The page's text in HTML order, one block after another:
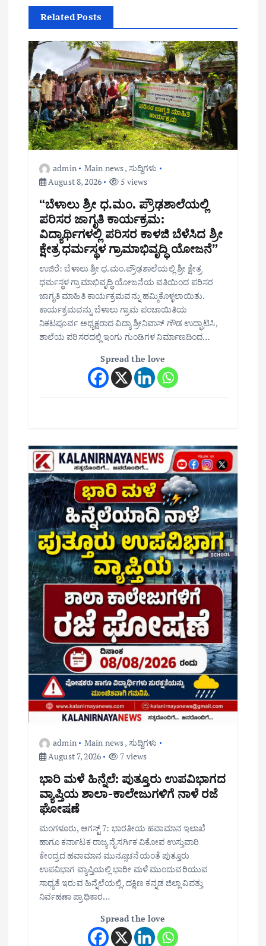
v
g
a
o
Related Posts
admin Main news, ಸುದ್ದಿಗಳು
August 8, 2026
5 views
“ಬೆಳಾಲು ಶ್ರೀ ಧ.ಮಂ. ಪ್ರೌಢಶಾಲೆಯಲ್ಲಿ
ಪರಿಸರ ಜಾಗೃತಿ ಕಾರ್ಯಕ್ರಮ:
ವಿದ್ಯಾರ್ಥಿಗಳಲ್ಲಿ ಪರಿಸರ ಕಾಳಜಿ ಬೆಳೆಸಿದ ಶ್ರೀ
ಕ್ಷೇತ್ರ ಧರ್ಮಸ್ಥಳ ಗ್ರಾಮಾಭಿವೃದ್ಧಿ ಯೋಜನೆ”
ಉಜಿರೆ: ಬೆಳಾಲು ಶ್ರೀ ಧ.ಮಂ.ಪ್ರೌಢಶಾಲೆಯಲ್ಲಿ ಶ್ರೀ ಕ್ಷೇತ್ರ
ಧರ್ಮಸ್ಥಳ ಗ್ರಾಮಾಭಿವೃದ್ಧಿ ಯೋಜನೆಯ ವತಿಯಿಂದ ಪರಿಸರ
ಜಾಗೃತಿ ಮಾಹಿತಿ ಕಾರ್ಯಕ್ರಮವನ್ನು ಹಮ್ಮಿಕೊಳ್ಳಲಾಯಿತು.
ಕಾರ್ಯಕ್ರಮವನ್ನು ಬೆಳಾಲು ಗ್ರಾಮ ಪಂಚಾಯಿತಿಯ
ನಿಕಟಪೂರ್ವ ಅಧ್ಯಕ್ಷರಾದ ವಿದ್ಯಾ ಶ್ರೀನಿವಾಸ್ ಗೌಡ ಉದ್ಘಾಟಿಸಿ,
ಶಾಲೆಯ ಪರಿಸರದಲ್ಲಿ ಇಂಗು ಗುಂಡಿಗಳ ನಿರ್ಮಾಣದಿಂದ…
Spread the love
admin Main news, ಸುದ್ದಿಗಳು
August 7, 2026
7 views
ಭಾರಿ ಮಳೆ ಹಿನ್ನೆಲೆ: ಪುತ್ತೂರು ಉಪವಿಭಾಗದ
ವ್ಯಾಪ್ತಿಯ ಶಾಲಾ-ಕಾಲೇಜುಗಳಿಗೆ ನಾಳೆ ರಜೆ
ಘೋಷಣೆ
ಮಂಗಳೂರು, ಆಗಸ್ಟ್ 7: ಭಾರತೀಯ ಹವಾಮಾನ ಇಲಾಖೆ
ಹಾಗೂ ಕರ್ನಾಟಕ ರಾಜ್ಯ ನೈಸರ್ಗಿಕ ವಿಕೋಪ ಉಸ್ತುವಾರಿ
ಕೇಂದ್ರದ ಹವಾಮಾನ ಮುನ್ಸೂಚನೆಯಂತೆ ಪುತ್ತೂರು
ಉಪವಿಭಾಗ ವ್ಯಾಪ್ತಿಯಲ್ಲಿ ಭಾರೀ ಮಳೆ ಮುಂದುವರಿಯುವ
ಸಾಧ್ಯತೆ ಇರುವ ಹಿನ್ನೆಲೆಯಲ್ಲಿ, ದಕ್ಷಿಣ ಕನ್ನಡ ಜಿಲ್ಲಾ ವಿಪತ್ತು
ನಿರ್ವಹಣಾ ಪ್ರಾಧಿಕಾರ…
Spread the love